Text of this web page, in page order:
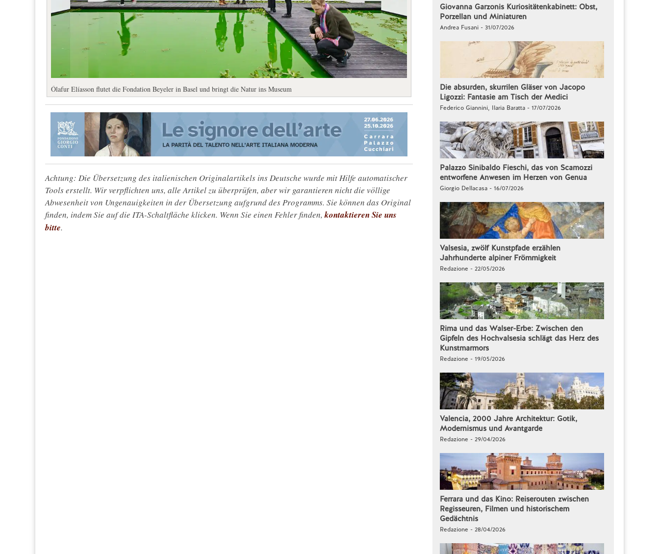
Ólafur Elíasson flutet die Fondation Beyeler in Basel und bringt die Natur ins Museum
Achtung: Die Übersetzung des italienischen Originalartikels ins Deutsche wurde mit Hilfe automatischer
Tools erstellt. Wir verpflichten uns, alle Artikel zu überprüfen, aber wir garantieren nicht die völlige
Abwesenheit von Ungenauigkeiten in der Übersetzung aufgrund des Programms. Sie können das Original
finden, indem Sie auf die ITA-Schaltfläche klicken. Wenn Sie einen Fehler finden,kontaktieren Sie uns
bitte.
Giovanna Garzonis Kuriositätenkabinett: Obst,
Porzellan und Miniaturen
Andrea Fusani - 31/07/2026
Die absurden, skurrilen Gläser von Jacopo
Ligozzi: Fantasie am Tisch der Medici
Federico Giannini, Ilaria Baratta - 17/07/2026
Palazzo Sinibaldo Fieschi, das von Scamozzi
entworfene Anwesen im Herzen von Genua
Giorgio Dellacasa - 16/07/2026
Valsesia, zwölf Kunstpfade erzählen
Jahrhunderte alpiner Frömmigkeit
Redazione - 22/05/2026
Rima und das Walser-Erbe: Zwischen den
Gipfeln des Hochvalsesia schlägt das Herz des
Kunstmarmors
Redazione - 19/05/2026
Valencia, 2000 Jahre Architektur: Gotik,
Modernismus und Avantgarde
Redazione - 29/04/2026
Ferrara und das Kino: Reiserouten zwischen
Regisseuren, Filmen und historischem
Gedächtnis
Redazione - 28/04/2026